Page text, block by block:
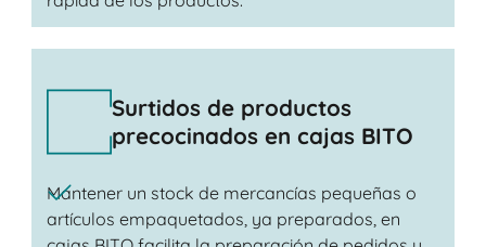
Surtidos de productos
precocinados en cajas BITO
Mantener un stock de mercancías pequeñas o
artículos empaquetados, ya preparados, en